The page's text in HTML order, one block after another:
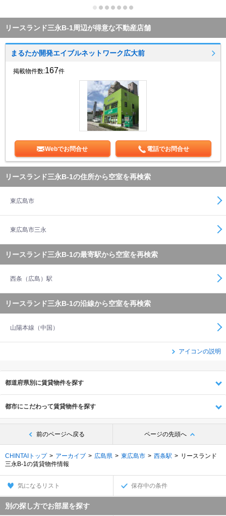
リースランド三永B-1周辺が得意な不動産店舗
まるたか開発エイブルネットワーク広大前
掲載物件数:167件
Webでお問合せ 電話でお問合せ
リースランド三永B-1の住所から空室を再検索
東広島市
東広島市三永
リースランド三永B-1の最寄駅から空室を再検索
西条（広島）駅
リースランド三永B-1の沿線から空室を再検索
山陽本線（中国）
アイコンの説明
都道府県別に賃貸物件を探す
都市にこだわって賃貸物件を探す
前のページへ戻る ページの先頭へ
CHINTAIトップ アーカイブ 広島県 東広島市 西条駅
リースランド
三永B-1の賃貸物件情報
気になるリスト 保存中の条件
別の探し方でお部屋を探す